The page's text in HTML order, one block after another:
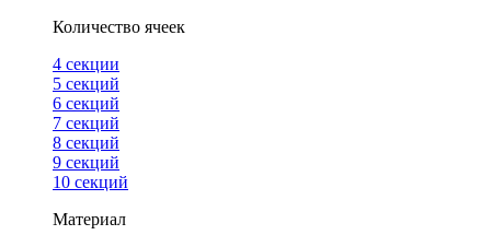
Количество ячеек
4 cекции
5 секций
6 секций
7 секций
8 секций
9 секций
10 секций
Материал